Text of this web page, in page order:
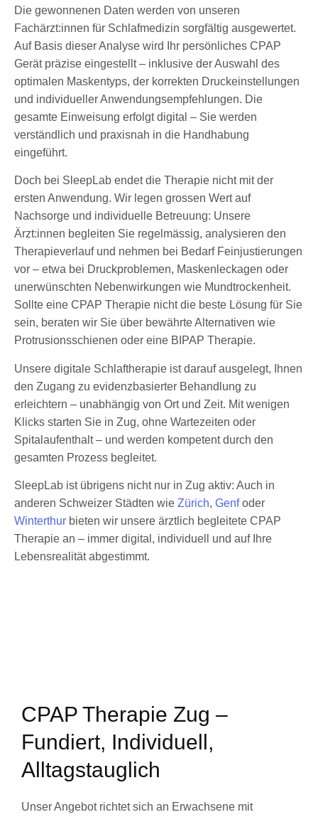
Die gewonnenen Daten werden von unseren
Fachärzt:innen für Schlafmedizin sorgfältig ausgewertet.
Auf Basis dieser Analyse wird Ihr persönliches CPAP
Gerät präzise eingestellt – inklusive der Auswahl des
optimalen Maskentyps, der korrekten Druckeinstellungen
und individueller Anwendungsempfehlungen. Die
gesamte Einweisung erfolgt digital – Sie werden
verständlich und praxisnah in die Handhabung
eingeführt.
Doch bei SleepLab endet die Therapie nicht mit der
ersten Anwendung. Wir legen grossen Wert auf
Nachsorge und individuelle Betreuung: Unsere
Ärzt:innen begleiten Sie regelmässig, analysieren den
Therapieverlauf und nehmen bei Bedarf Feinjustierungen
vor – etwa bei Druckproblemen, Maskenleckagen oder
unerwünschten Nebenwirkungen wie Mundtrockenheit.
Sollte eine CPAP Therapie nicht die beste Lösung für Sie
sein, beraten wir Sie über bewährte Alternativen wie
Protrusionsschienen oder eine BIPAP Therapie.
Unsere digitale Schlaftherapie ist darauf ausgelegt, Ihnen
den Zugang zu evidenzbasierter Behandlung zu
erleichtern – unabhängig von Ort und Zeit. Mit wenigen
Klicks starten Sie in Zug, ohne Wartezeiten oder
Spitalaufenthalt – und werden kompetent durch den
gesamten Prozess begleitet.
SleepLab ist übrigens nicht nur in Zug aktiv: Auch in
anderen Schweizer Städten wie Zürich, Genfoder
Winterthur bieten wir unsere ärztlich begleitete CPAP
Therapie an – immer digital, individuell und auf Ihre
Lebensrealität abgestimmt.
CPAP Therapie Zug –
Fundiert, Individuell,
Alltagstauglich
Unser Angebot richtet sich an Erwachsene mit